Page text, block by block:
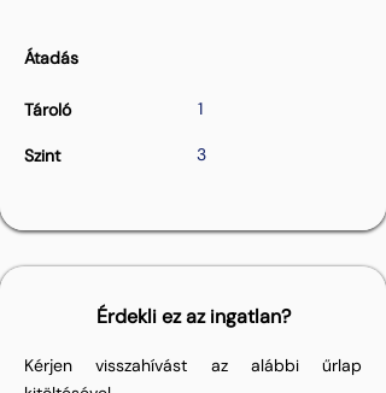
Átadás
Tároló 1
Szint 3
Érdekli ez az ingatlan?
Kérjen visszahívást az alábbi űrlap